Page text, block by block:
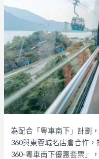
為配合「粵車南下」計劃
360與東薈城名店倉合作
360-粵車南下優惠套票」